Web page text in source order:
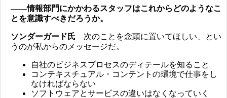
――情報部門にかかわるスタッフはこれからどのようなこ
とを意識すべきだろうか。
ソンダーガード氏 次のことを念頭に置いてほしい、とい
うのが私からのメッセージだ。
自社のビジネスプロセスのディテールを知ること
コンテキスチュアル・コンテントの環境で仕事をし
なければならない
ソフトウェアとサービスの違いはなくなっていく